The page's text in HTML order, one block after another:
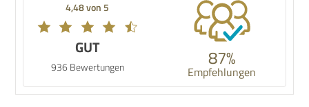
4,48 von 5
GUT
936 Bewertungen 87%
Empfehlungen